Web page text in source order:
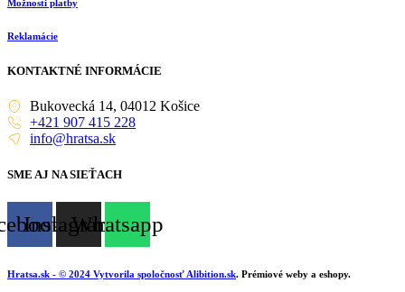
Možnosti platby
Reklamácie
KONTAKTNÉ INFORMÁCIE
Bukovecká 14, 04012 Košice
+421 907 415 228
info@hratsa.sk
SME AJ NA SIEŤACH
InstagramWhatsapp
Hratsa.sk - © 2024 Vytvorila spoločnosť Alibition.sk. Prémiové weby a eshopy.